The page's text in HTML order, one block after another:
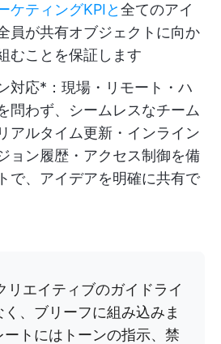
ケティングKPIと全てのアイ
員が共有オブジェクトに向か
むことを保証します
対応*：現場・リモート・ハ
問わず、シームレスなチーム
アルタイム更新・インライン
ョン履歴・アクセス制御を備
で、アイデアを明確に共有で
リエイティブのガイドライ
、ブリーフに組み込みま
ートにはトーンの指示、禁